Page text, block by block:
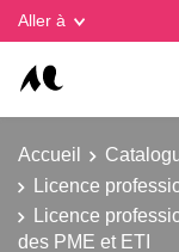
Aller à
Accueil
Licence
Licence
des PME et ETI
Gestion des cookies